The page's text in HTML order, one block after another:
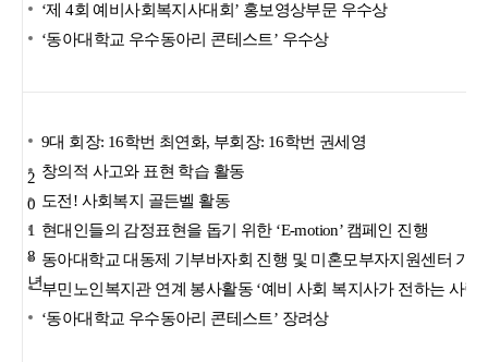
‘제 4회 예비사회복지사대회’ 홍보영상부문 우수상
‘동아대학교 우수동아리 콘테스트’ 우수상
2
0
1
8
년
9대 회장: 16학번 최연화, 부회장: 16학번 권세영
창의적 사고와 표현 학습 활동
도전! 사회복지 골든벨 활동
현대인들의 감정표현을 돕기 위한 ‘E-motion’ 캠페인 진행
동아대학교 대동제 기부바자회 진행 및 미혼모부자지원센터 기부
부민노인복지관 연계 봉사활동 ‘예비 사회 복지사가 전하는 사람
‘동아대학교 우수동아리 콘테스트’ 장려상